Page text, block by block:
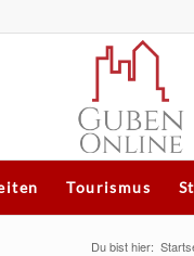
Tourismus
Du bist hier: